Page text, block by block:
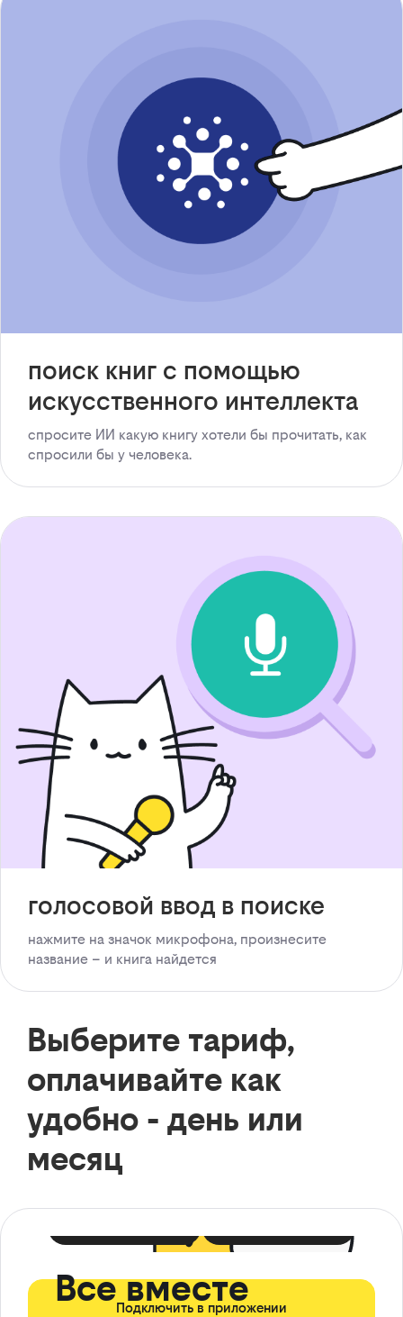
поиск книг с помощью
искусственного интеллекта
спросите ИИ какую книгу хотели бы прочитать, как
спросили бы у человека.
голосовой ввод в поиске
нажмите на значок микрофона, произнесите
название – и книга найдется
Выберите тариф,
оплачивайте как
удобно - день или
месяц
Все вместе
Подключить в приложении